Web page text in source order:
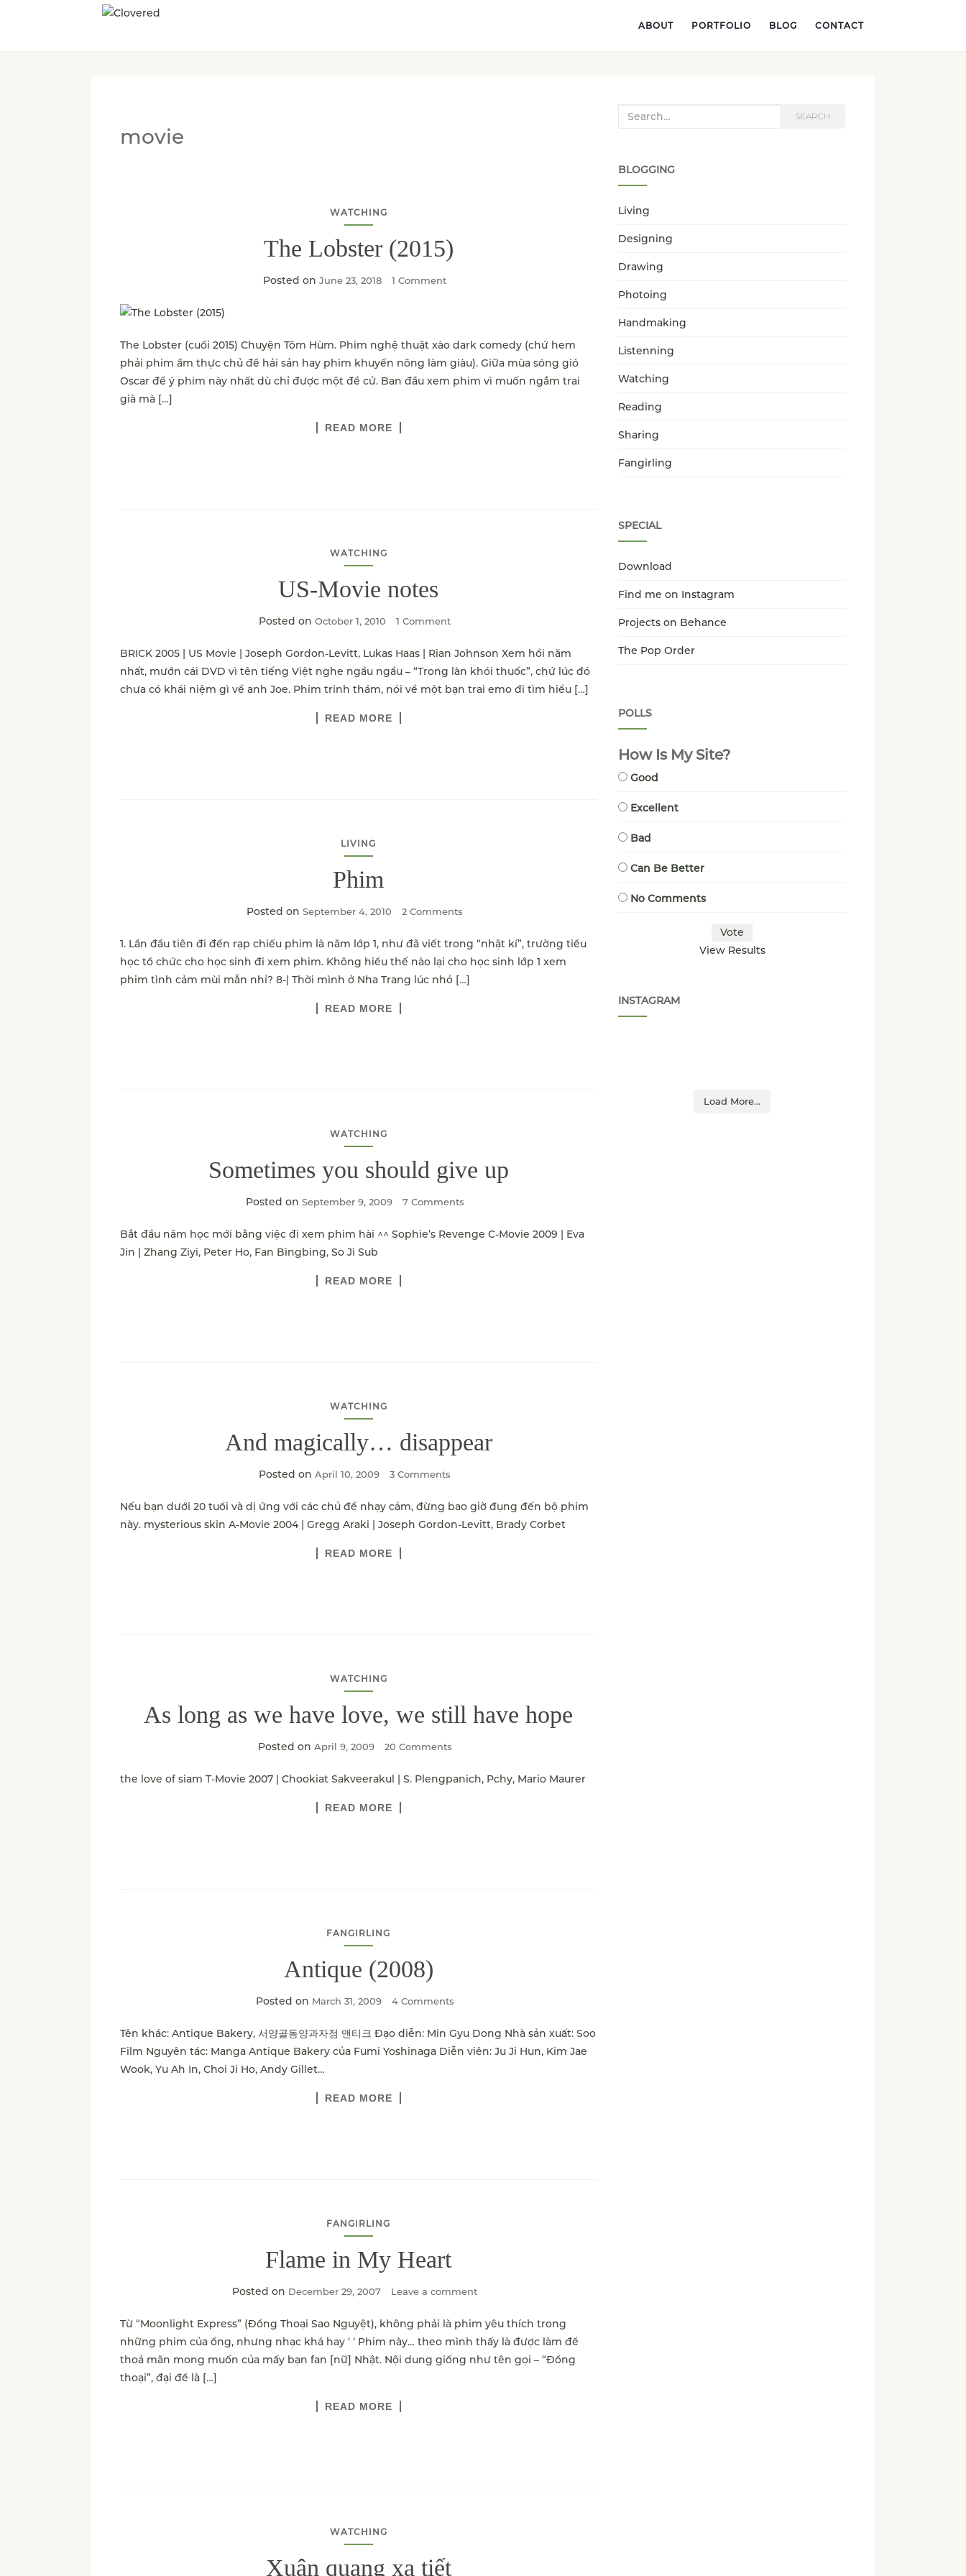
ABOUT PORTFOLIO BLOG CONTACT
movie
WATCHING
The Lobster (2015)
Posted onJune 23, 2018 1 Comment
The Lobster (cuối 2015) Chuyện Tôm Hùm. Phim nghệ thuật xào dark comedy (chứ hem
phải phim ẩm thực chủ đề hải sản hay phim khuyến nông làm giàu). Giữa mùa sóng gió
Oscar để ý phim này nhất dù chỉ được một đề cử. Ban đầu xem phim vì muốn ngắm trai
già mà […]
READ MORE
WATCHING
US-Movie notes
Posted onOctober 1, 2010 1 Comment
BRICK 2005 | US Movie | Joseph Gordon-Levitt, Lukas Haas | Rian Johnson Xem hồi năm
nhất, mướn cái DVD vì tên tiếng Việt nghe ngầu ngầu – “Trong làn khói thuốc”, chứ lúc đó
chưa có khái niệm gì về anh Joe. Phim trinh thám, nói về một bạn trai emo đi tìm hiểu […]
READ MORE
LIVING
Phim
Posted onSeptember 4, 2010 2 Comments
1. Lần đầu tiên đi đến rạp chiếu phim là năm lớp 1, như đã viết trong “nhật kí”, trường tiểu
học tổ chức cho học sinh đi xem phim. Không hiểu thế nào lại cho học sinh lớp 1 xem
phim tình cảm mùi mẫn nhỉ? 8-| Thời mình ở Nha Trang lúc nhỏ […]
READ MORE
WATCHING
Sometimes you should give up
Posted on September 9, 2009 7 Comments
Bắt đầu năm học mới bằng việc đi xem phim hài ^^ Sophie’s Revenge C-Movie 2009 | Eva
Jin | Zhang Ziyi, Peter Ho, Fan Bingbing, So Ji Sub
READ MORE
WATCHING
And magically… disappear
Posted onApril 10, 2009 3 Comments
Nếu bạn dưới 20 tuổi và dị ứng với các chủ đề nhạy cảm, đừng bao giờ đụng đến bộ phim
này. mysterious skin A-Movie 2004 | Gregg Araki | Joseph Gordon-Levitt, Brady Corbet
READ MORE
WATCHING
As long as we have love, we still have hope
Posted on April 9, 2009 20 Comments
the love of siam T-Movie 2007 | Chookiat Sakveerakul | S. Plengpanich, Pchy, Mario Maurer
READ MORE
FANGIRLING
Antique (2008)
Posted on March 31, 2009 4 Comments
Tên khác: Antique Bakery, 서양골동양과자점 앤티크 Đạo diễn: Min Gyu Dong Nhà sản xuất: Soo
Film Nguyên tác: Manga Antique Bakery của Fumi Yoshinaga Diễn viên: Ju Ji Hun, Kim Jae
Wook, Yu Ah In, Choi Ji Ho, Andy Gillet…
READ MORE
FANGIRLING
Flame in My Heart
Posted on December 29, 2007 Leave a comment
Từ “Moonlight Express” (Đồng Thoại Sao Nguyệt), không phải là phim yêu thích trong
những phim của ổng, nhưng nhạc khá hay ‘ ‘ Phim này… theo mình thấy là được làm để
thoả mãn mong muốn của mấy bạn fan [nữ] Nhật. Nội dung giống như tên gọi – “Đồng
thoại”, đại để là […]
READ MORE
WATCHING
Xuân quang xạ tiết
Search for: SEARCH
BLOGGING
Living
Designing
Drawing
Photoing
Handmaking
Listenning
Watching
Reading
Sharing
Fangirling
SPECIAL
Download
Find me on Instagram
Projects on Behance
The Pop Order
POLLS
How Is My Site?
Good
Excellent
Bad
Can Be Better
No Comments
View Results
INSTAGRAM
Load More...